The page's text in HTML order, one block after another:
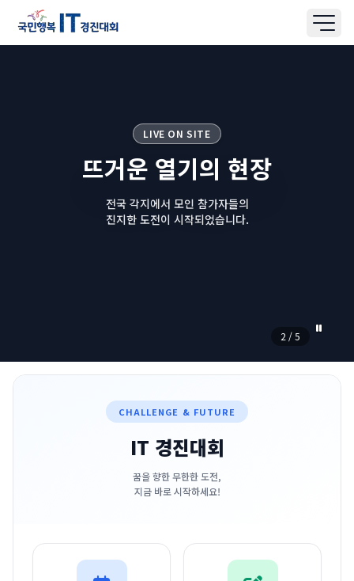
기출문제
LIVE ON SITE
뜨거운 열기의 현장
전국 각지에서 모인 참가자들의
진지한 도전이 시작되었습니다.
2 / 5
CHALLENGE & FUTURE
IT 경진대회
꿈을 향한 무한한 도전,
지금 바로 시작하세요!